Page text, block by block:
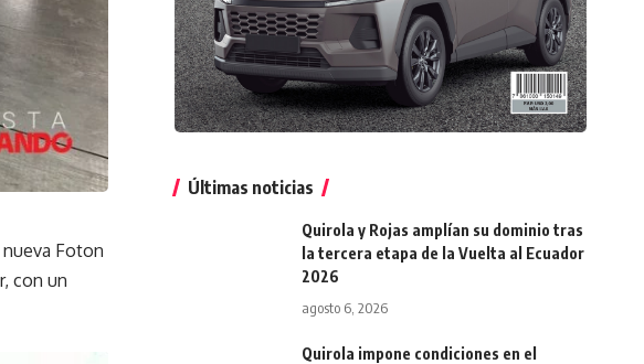
Foton
con un
Últimas noticias
Quirola y Rojas amplían su dominio tras
la tercera etapa de la Vuelta al Ecuador
2026
agosto 6, 2026
Quirola impone condiciones en el